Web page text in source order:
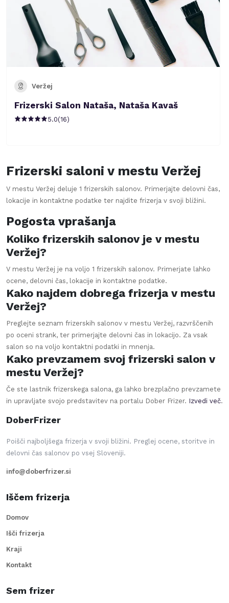
Veržej
Frizerski Salon Nataša, Nataša Kavaš
5.0(16)
Frizerski saloni v mestu Veržej
V mestu Veržej deluje 1 frizerskih salonov. Primerjajte delovni čas,
lokacije in kontaktne podatke ter najdite frizerja v svoji bližini.
Pogosta vprašanja
Koliko frizerskih salonov je v mestu
Veržej?
V mestu Veržej je na voljo 1 frizerskih salonov. Primerjate lahko
ocene, delovni čas, lokacije in kontaktne podatke.
Kako najdem dobrega frizerja v mestu
Veržej?
Preglejte seznam frizerskih salonov v mestu Veržej, razvrščenih
po oceni strank, ter primerjajte delovni čas in lokacijo. Za vsak
salon so na voljo kontaktni podatki in mnenja.
Kako prevzamem svoj frizerski salon v
mestu Veržej?
Če ste lastnik frizerskega salona, ga lahko brezplačno prevzamete
in upravljate svojo predstavitev na portalu Dober Frizer. Izvedi več.
DoberFrizer
Poišči najboljšega frizerja v svoji bližini. Preglej ocene, storitve in
delovni čas salonov po vsej Sloveniji.
info@doberfrizer.si
Iščem frizerja
Domov
Išči frizerja
Kraji
Kontakt
Sem frizer